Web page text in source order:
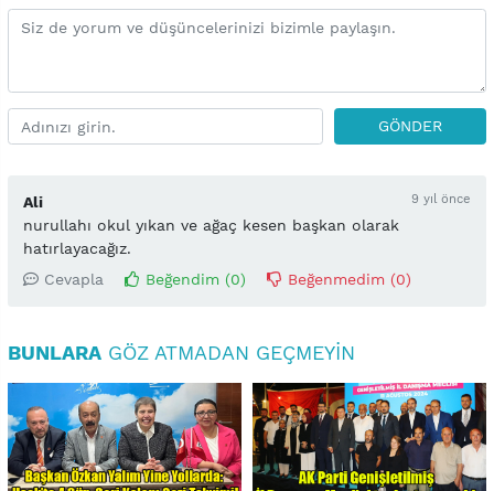
GÖNDER
Ali 9 yıl önce
nurullahı okul yıkan ve ağaç kesen başkan olarak
hatırlayacağız.
Cevapla
Beğendim (0) Beğenmedim (0)
BUNLARA GÖZ ATMADAN GEÇMEYIN